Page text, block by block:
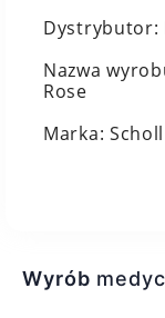
Dystrybutor:
Nazwa
Rose
Marka: Scholl
Wyrób